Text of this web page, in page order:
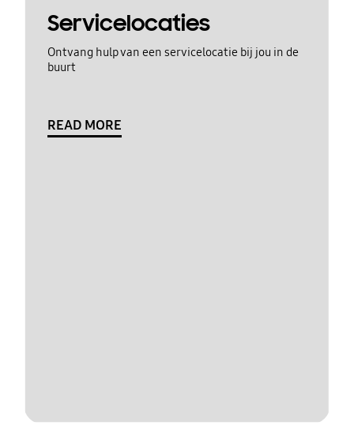
Servicelocaties
Ontvang hulp van een servicelocatie bij jou in de
buurt
READ MORE